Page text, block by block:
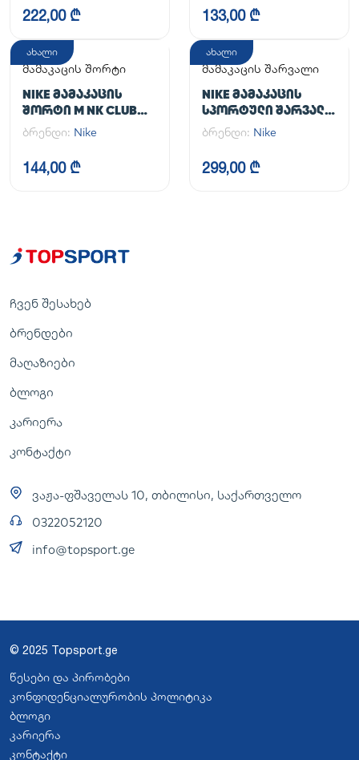
222,00 ₾ 133,00 ₾
ახალი
მამაკაცის შორტი
NIKE ᲛᲐᲛᲐᲙᲐᲪᲘᲡ
ᲨᲝᲠᲢᲘ M NK CLUB
FLOW SHORT
ბრენდი: Nike
144,00 ₾
ახალი
მამაკაცის შარვალი
NIKE ᲛᲐᲛᲐᲙᲐᲪᲘᲡ
ᲡᲞᲝᲠᲢᲣᲚᲘ ᲨᲐᲠᲕᲐᲚᲘ
M NK DF UNLIMITED
PANT TPR
ბრენდი: Nike
299,00 ₾
ჩვენ შესახებ
ბრენდები
მაღაზიები
ბლოგი
კარიერა
კონტაქტი
ვაჟა-ფშაველას 10, თბილისი, საქართველო
0322052120
info@topsport.ge
© 2025 Topsport.ge
წესები და პირობები
კონფიდენციალურობის პოლიტიკა
ბლოგი
კარიერა
კონტაქტი